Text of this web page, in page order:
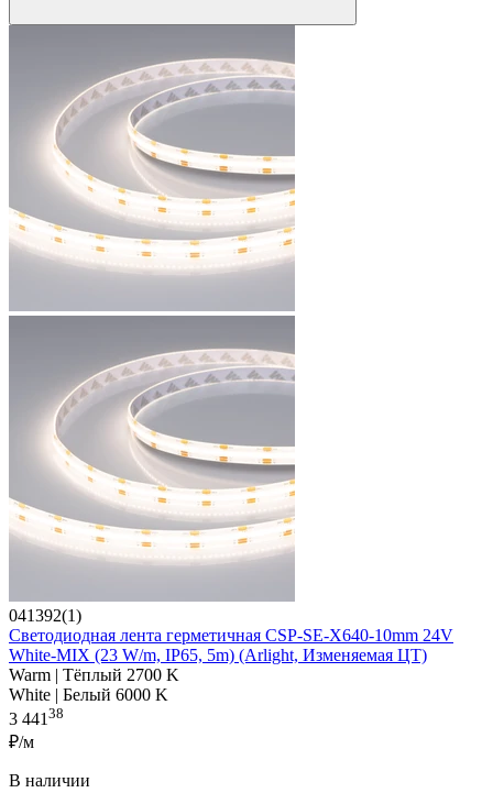
041392(1)
Светодиодная лента герметичная CSP-SE-X640-10mm 24V
White-MIX (23 W/m, IP65, 5m) (Arlight, Изменяемая ЦТ)
Warm | Тёплый 2700 K
White | Белый 6000 K
3 44138
₽/м
В наличии